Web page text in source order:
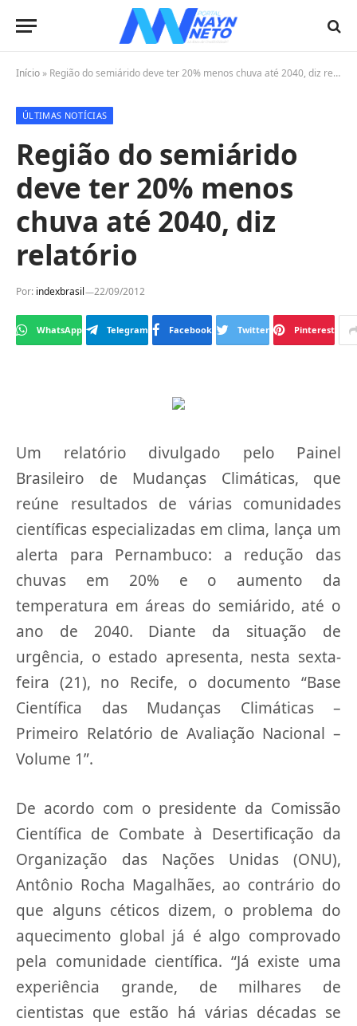
Início » Região do semiárido deve ter 20% menos chuva até 2040, diz relatório
ÚLTIMAS NOTÍCIAS
Região do semiárido
deve ter 20% menos
chuva até 2040, diz
relatório
Por: indexbrasil 22/09/2012
WhatsApp Telegram Facebook Twitter Pinterest
Um relatório divulgado pelo Painel
Brasileiro de Mudanças Climáticas, que
reúne resultados de várias comunidades
científicas especializadas em clima, lança um
alerta para Pernambuco: a redução das
chuvas em 20% e o aumento da
temperatura em áreas do semiárido, até o
ano de 2040. Diante da situação de
urgência, o estado apresenta, nesta sexta-
feira (21), no Recife, o documento “Base
Científica das Mudanças Climáticas –
Primeiro Relatório de Avaliação Nacional –
Volume 1”.
De acordo com o presidente da Comissão
Científica de Combate à Desertificação da
Organização das Nações Unidas (ONU),
Antônio Rocha Magalhães, ao contrário do
que alguns céticos dizem, o problema do
aquecimento global já é algo comprovado
pela comunidade científica. “Já existe uma
experiência grande, de milhares de
cientistas que estão há várias décadas se